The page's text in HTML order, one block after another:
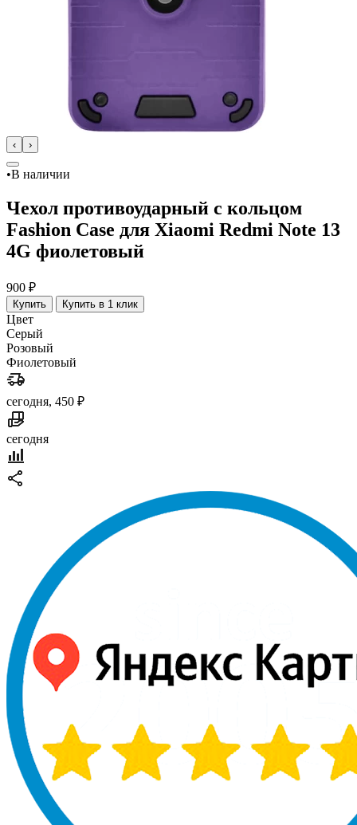
‹ ›
•В наличии
Чехол противоударный с кольцом
Fashion Case для Xiaomi Redmi Note 13
4G фиолетовый
900 ₽
Купить Купить в 1 клик
Цвет
Серый
Розовый
Фиолетовый
сегодня, 450 ₽
сегодня